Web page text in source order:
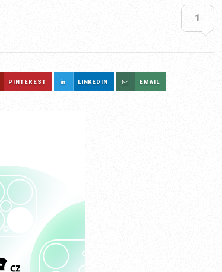
1
PINTEREST LINKEDIN EMAIL